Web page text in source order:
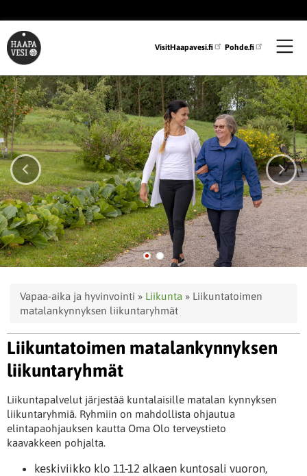
pääsisältöön
VisitHaapavesi.fi Pohde.fi
Murupolku
Vapaa-aika ja hyvinvointi Liikunta
Liikuntatoimen
matalankynnyksen liikuntaryhmät
Liikuntatoimen matalankynnyksen
liikuntaryhmät
Liikuntapalvelut järjestää kuntalaisille matalan kynnyksen
liikuntaryhmiä. Ryhmiin on mahdollista ohjautua
elintapaohjauksen kautta Oma Olo terveystieto
kaavakkeen pohjalta.
keskiviikko klo 11-12 alkaen kuntosali vuoron,